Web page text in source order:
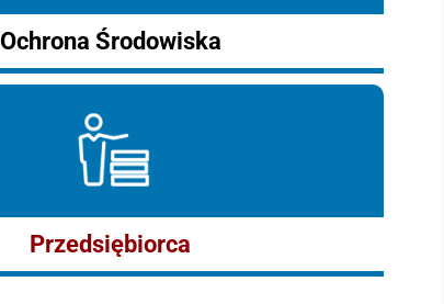
Ochrona Środowiska
Przedsiębiorca